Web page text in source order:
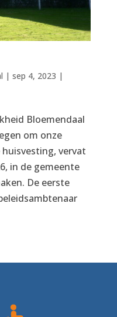
| sep 4, 2023 |
Bloemendaal
om onze
vervat
in de gemeente
De eerste